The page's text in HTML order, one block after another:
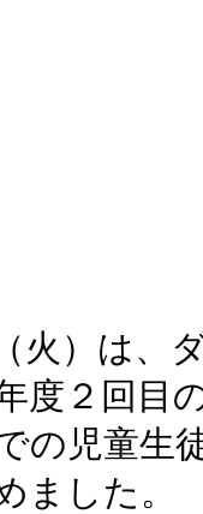
火）は、
度２回目
の児童生
ました。